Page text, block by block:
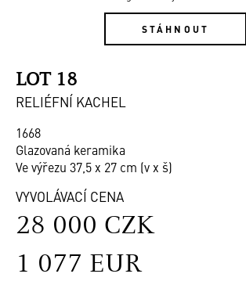
STÁHNOUT
LOT 18
RELIÉFNÍ KACHEL
1668
Glazovaná keramika
Ve výřezu 37,5 x 27 cm (v x š)
VYVOLÁVACÍ CENA
28 000 CZK
1 077 EUR